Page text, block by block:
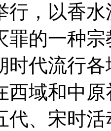
行，以香
罪的一种
时代流行
西域和中
代、宋时